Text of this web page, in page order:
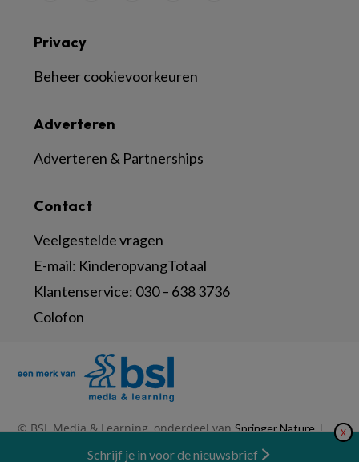
Contact
Veelgestelde vragen
E-mail: KinderopvangTotaal
Klantenservice: 030 – 638 3736
Colofon
Adverteren
Adverteren & Partnerships
Privacy
Beheer cookievoorkeuren
© BSL Media & Learning, onderdeel vanSpringer Nature| X
Schrijf je in voor de nieuwsbrief
Nieuwsbrief Abonneren